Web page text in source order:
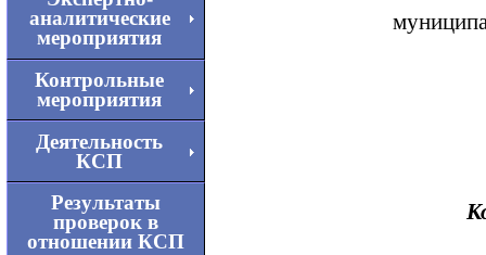
аналитические
мероприятия
Контрольные
мероприятия
Деятельность
КСП
Результаты
проверок в
отношении КСП